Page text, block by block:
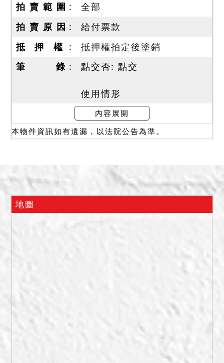
拍 賣 範 圍
全部
拍 賣 原 因
給付票款
抵 押 權
抵押權拍定後塗銷
筆 錄
點交否: 點交
使用情形
查封時債務人在場稱建物為
其與家人同住，於1樓設有神
明廳，拍定後依現況點交；
賣，請投標人分別出價。
權第一次登記，拍定人無法
內容展開
本物件資訊如有遺漏，以法院公告為準。
地圖